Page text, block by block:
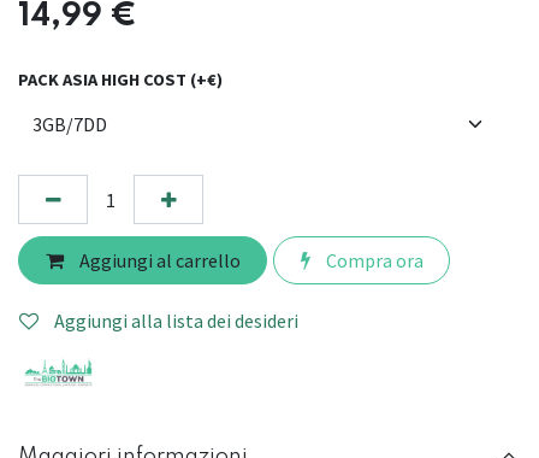
14,99 €
PACK ASIA HIGH COST (+€)
Aggiungi al carrello Compra ora
Aggiungi alla lista dei desideri